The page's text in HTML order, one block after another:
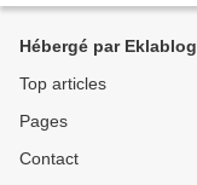
Hébergé par Eklablog
Top articles
Pages
Contact